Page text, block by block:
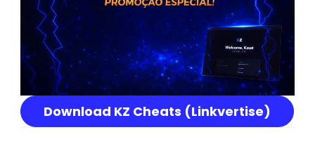
Download KZ Cheats (Linkvertise)